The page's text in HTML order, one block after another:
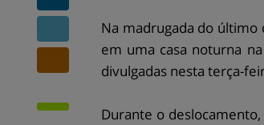
Na madrugada do último
em uma casa noturna
divulgadas nesta terça-
Durante o